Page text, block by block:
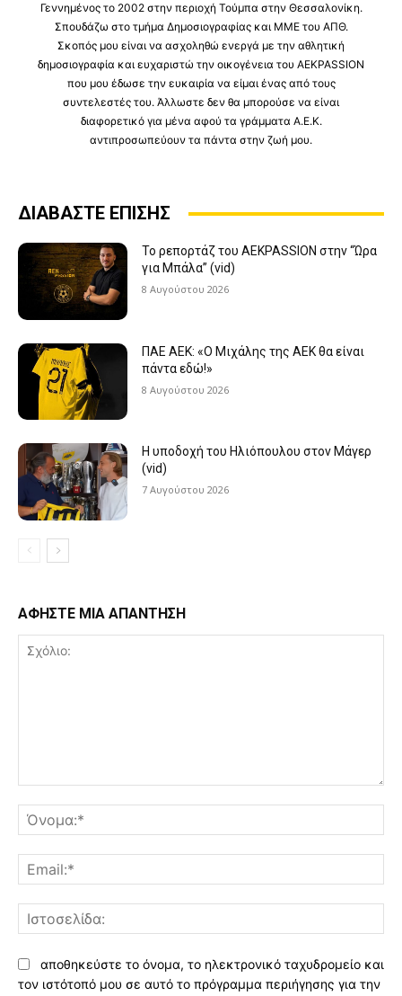
Γεννημένος το 2002 στην περιοχή Τούμπα στην Θεσσαλονίκη.
Σπουδάζω στο τμήμα Δημοσιογραφίας και ΜΜΕ του ΑΠΘ.
Σκοπός μου είναι να ασχοληθώ ενεργά με την αθλητική
δημοσιογραφία και ευχαριστώ την οικογένεια του AEKPASSION
που μου έδωσε την ευκαιρία να είμαι ένας από τους
συντελεστές του. Άλλωστε δεν θα μπορούσε να είναι
διαφορετικό για μένα αφού τα γράμματα Α.Ε.Κ.
αντιπροσωπεύουν τα πάντα στην ζωή μου.
ΔΙΑΒΑΣΤΕ ΕΠΙΣΗΣ
Το ρεπορτάζ του AEKPASSION στην “Ώρα
για Μπάλα” (vid)
8 Αυγούστου 2026
ΠΑΕ ΑΕΚ: «Ο Μιχάλης της ΑΕΚ θα είναι
πάντα εδώ!»
8 Αυγούστου 2026
Η υποδοχή του Ηλιόπουλου στον Μάγερ
(vid)
7 Αυγούστου 2026
ΑΦΗΣΤΕ ΜΙΑ ΑΠΑΝΤΗΣΗ
αποθηκεύστε το όνομα, το ηλεκτρονικό ταχυδρομείο και
τον ιστότοπό μου σε αυτό το πρόγραμμα περιήγησης για την